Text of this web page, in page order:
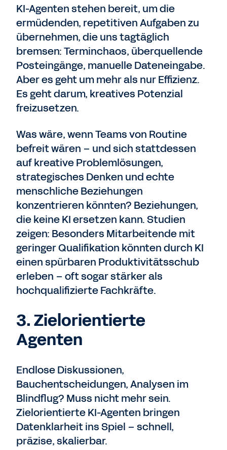
KI-Agenten stehen bereit, um die
ermüdenden, repetitiven Aufgaben zu
übernehmen, die uns tagtäglich
bremsen: Terminchaos, überquellende
Posteingänge, manuelle Dateneingabe.
Aber es geht um mehr als nur Effizienz.
Es geht darum, kreatives Potenzial
freizusetzen.
Was wäre, wenn Teams von Routine
befreit wären – und sich stattdessen
auf kreative Problemlösungen,
strategisches Denken und echte
menschliche Beziehungen
konzentrieren könnten? Beziehungen,
die keine KI ersetzen kann.Studien
zeigen: Besonders Mitarbeitende mit
geringer Qualifikation könnten durch KI
einen spürbaren Produktivitätsschub
erleben – oft sogar stärker als
hochqualifizierte Fachkräfte.
3. Zielorientierte
Agenten
Endlose Diskussionen,
Bauchentscheidungen, Analysen im
Blindflug? Muss nicht mehr sein.
Zielorientierte KI-Agenten bringen
Datenklarheit ins Spiel – schnell,
präzise, skalierbar.